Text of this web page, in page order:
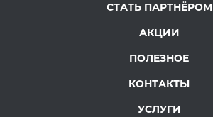
СТАТЬ ПАРТНЁРОМ
АКЦИИ
ПОЛЕЗНОЕ
КОНТАКТЫ
УСЛУГИ